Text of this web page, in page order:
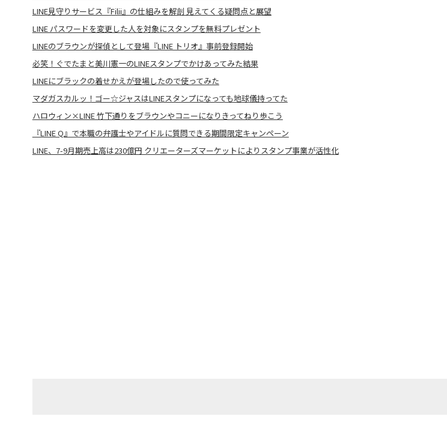
LINE見守りサービス『Filii』の仕組みを解剖 見えてくる疑問点と展望
LINE パスワードを変更した人を対象にスタンプを無料プレゼント
LINEのブラウンが探偵として登場『LINE トリオ』事前登録開始
必笑！ぐでたまと美川憲一のLINEスタンプでかけあってみた結果
LINEにブラックの着せかえが登場したので使ってみた
マダガスカルッ！ゴー☆ジャスはLINEスタンプになっても地球儀持ってた
ハロウィン×LINE 竹下通りをブラウンやコニーになりきってねり歩こう
『LINE Q』で本職の弁護士やアイドルに質問できる期間限定キャンペーン
LINE、7-9月期売上高は230億円 クリエーターズマーケットによりスタンプ事業が活性化